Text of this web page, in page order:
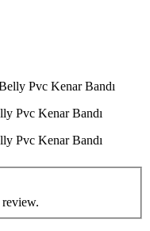
Pvc Kenar Bandı
Pvc Kenar Bandı